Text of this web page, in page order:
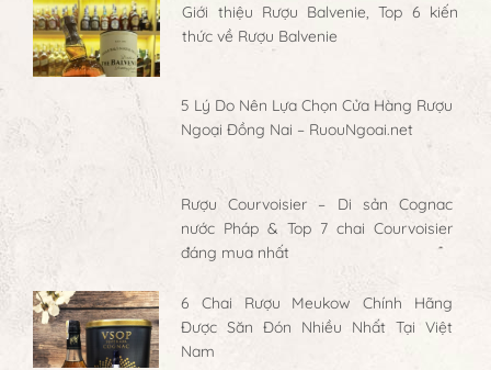
Giới thiệu Rượu Balvenie, Top 6 kiến
thức về Rượu Balvenie
5 Lý Do Nên Lựa Chọn Cửa Hàng Rượu
Ngoại Đồng Nai – RuouNgoai.net
Rượu Courvoisier – Di sản Cognac
nước Pháp & Top 7 chai Courvoisier
đáng mua nhất
6 Chai Rượu Meukow Chính Hãng
Được Săn Đón Nhiều Nhất Tại Việt
Nam